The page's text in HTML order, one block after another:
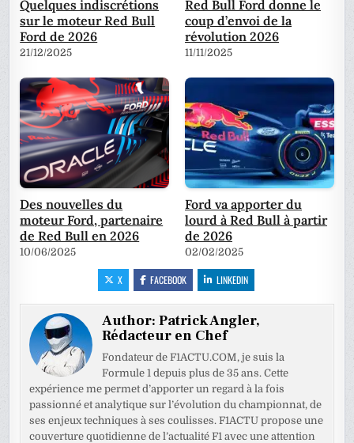
Quelques indiscrétions
sur le moteur Red Bull
Ford de 2026
21/12/2025
Red Bull Ford donne le
coup d’envoi de la
révolution 2026
11/11/2025
Des nouvelles du
moteur Ford, partenaire
de Red Bull en 2026
10/06/2025
Ford va apporter du
lourd à Red Bull à partir
de 2026
02/02/2025
X FACEBOOK LINKEDIN
Author:Patrick Angler,
Rédacteur en Chef
Fondateur de F1ACTU.COM, je suis la
Formule 1 depuis plus de 35 ans. Cette
expérience me permet d’apporter un regard à la fois
passionné et analytique sur l’évolution du championnat, de
ses enjeux techniques à ses coulisses. F1ACTU propose une
couverture quotidienne de l’actualité F1 avec une attention